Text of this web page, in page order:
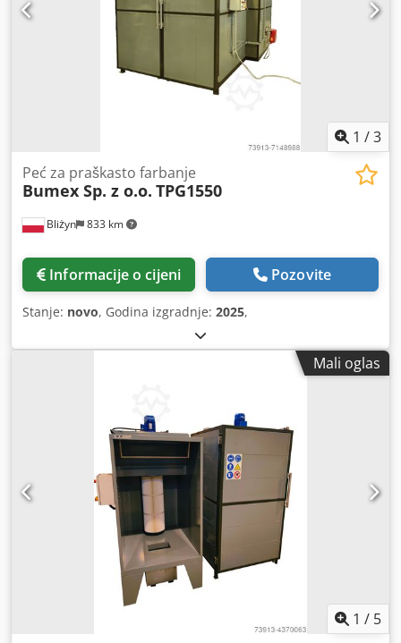
1 /3
Bliżyn 833 km
Peć za praškasto farbanje
Bumex Sp. z o.o. TPG1550
Informacije o cijeni Pozovite
Stanje: novo, Godina izgradnje: 2025,
Mali oglas
1 / 5